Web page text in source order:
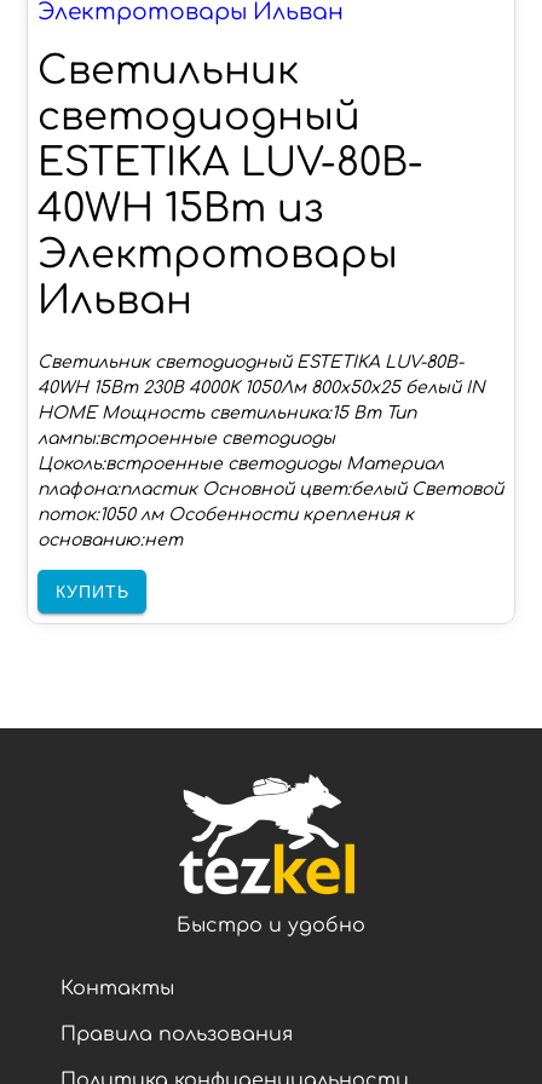
Электротовары Ильван
Светильник
светодиодный
ESTETIKA LUV-80B-
40WH 15Вт из
Электротовары
Ильван
Светильник светодиодный ESTETIKA LUV-80B-
40WH 15Вт 230В 4000K 1050Лм 800х50x25 белый IN
HOME Мощность светильника:15 Вт Тип
лампы:встроенные светодиоды
Цоколь:встроенные светодиоды Материал
плафона:пластик Основной цвет:белый Световой
поток:1050 лм Особенности крепления к
основанию:нет
КУПИТЬ
Быстро и удобно
Контакты
Правила пользования